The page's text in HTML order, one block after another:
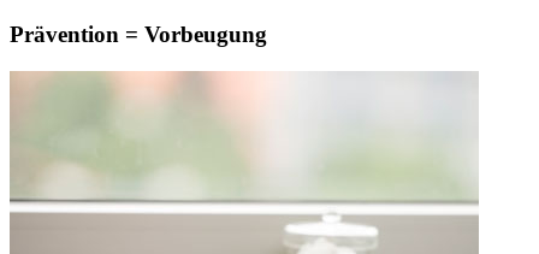
Prävention = Vorbeugung